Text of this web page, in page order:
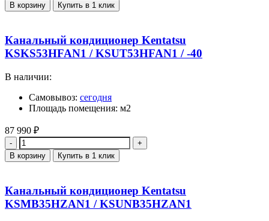
В корзину Купить в 1 клик
Канальный кондиционер Kentatsu
KSKS53HFAN1 / KSUT53HFAN1 / -40
В наличии:
Самовывоз: сегодня
Площадь помещения: м2
87 990 ₽
Количество
В корзину Купить в 1 клик
Канальный кондиционер Kentatsu
KSMB35HZAN1 / KSUNB35HZAN1